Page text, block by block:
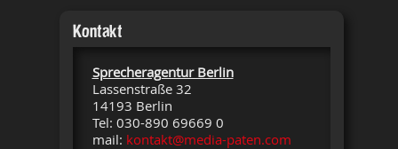
Kontakt
Sprecheragentur Berlin
Lassenstraße 32
14193 Berlin
Tel: 030-890 69669 0
mail: kontakt@media-paten.com